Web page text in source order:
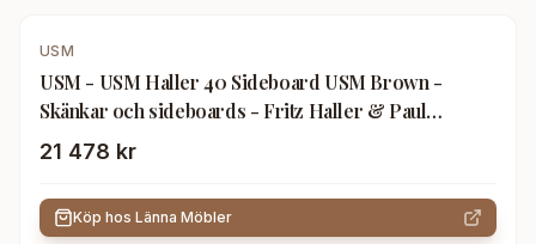
USM
USM - USM Haller 40 Sideboard USM Brown -
Skänkar och sideboards - Fritz Haller & Paul
Schärer - Brun - Metall
21 478 kr
Köp hos Länna Möbler